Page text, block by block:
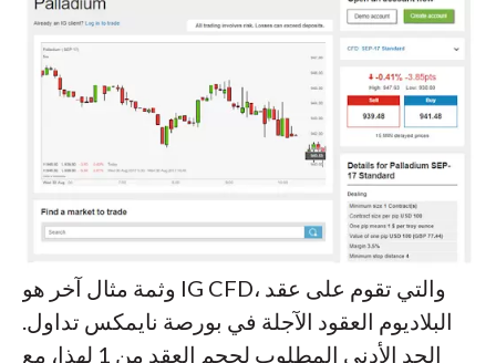
وثمة مثال آخر هو IG CFD، والتي تقوم على عقد
البلاديوم العقود الآجلة في بورصة نايمكس تداول.
الحد الأدنى المطلوب لحجم العقد من 1 لهذا، مع